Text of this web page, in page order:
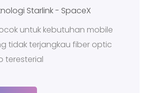
Starlink - SpaceX
untuk kebutuhan mobile
tidak terjangkau fiber optic
teresterial